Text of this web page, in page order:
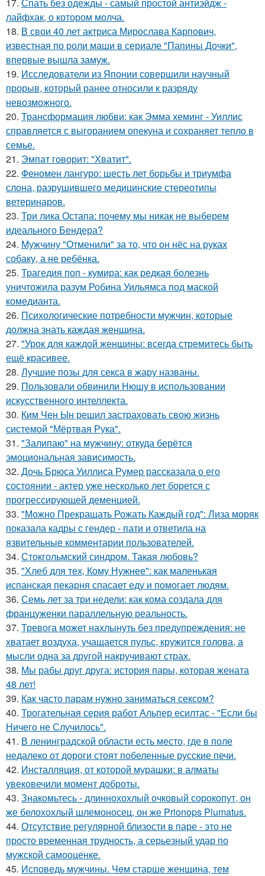
лайфхак, о котором молча.
18. В свои 40 лет актриса Мирослава Карпович,
известная по роли маши в сериале "Папины Дочки",
впервые вышла замуж.
19. Исследователи из Японии совершили научный
прорыв, который ранее относили к разряду
невозможного.
20. Трансформация любви: как Эмма хеминг - Уиллис
справляется с выгоранием опекуна и сохраняет тепло в
семье.
21. Эмпат говорит: "Хватит".
22. Феномен лангуро: шесть лет борьбы и триумфа
слона, разрушившего медицинские стереотипы
ветеринаров.
23. Три лика Остапа: почему мы никак не выберем
идеального Бендера?
24. Мужчину "Отменили" за то, что он нёс на руках
собаку, а не ребёнка.
25. Трагедия поп - кумира: как редкая болезнь
уничтожила разум Робина Уильямса под маской
комедианта.
26. Психологические потребности мужчин, которые
должна знать каждая женщина.
27. "Урок для каждой женщины: всегда стремитесь быть
ещё красивее.
28. Лучшие позы для секса в жару названы.
29. Пользовали обвинили Нюшу в использовании
искусственного интеллекта.
30. Ким Чен Ын решил застраховать свою жизнь
системой "Мёртвая Рука".
31. "Залипаю" на мужчину: откуда берётся
эмоциональная зависимость.
32. Дочь Брюса Уиллиса Румер рассказала о его
состоянии - актер уже несколько лет борется с
прогрессирующей деменцией.
33. "Можно Прекращать Рожать Каждый год": Лиза моряк
показала кадры с гендер - пати и ответила на
язвительные комментарии пользователей.
34. Стокгольмский синдром. Такая любовь?
35. "Хлеб для тех, Кому Нужнее": как маленькая
испанская пекарня спасает еду и помогает людям.
36. Семь лет за три недели: как кома создала для
француженки параллельную реальность.
37. Тревога может нахлынуть без предупреждения: не
хватает воздуха, учащается пульс, кружится голова, а
мысли одна за другой накручивают страх.
38. Мы рабы друг друга: история пары, которая жената
48 лет!
39. Как часто парам нужно заниматься сексом?
40. Трогательная серия работ Альпер есилтас - "Если бы
Ничего не Случилось".
41. В ленинградской области есть место, где в поле
недалеко от дороги стоят побеленные русские печи.
42. Инсталляция, от которой мурашки: в алматы
увековечили момент доброты.
43. Знакомьтесь - длиннохохлый очковый сорокопут, он
же белохохлый шлемоносец, он же Prionops Plumatus.
44. Отсутствие регулярной близости в паре - это не
просто временная трудность, а серьезный удар по
мужской самооценке.
45. Исповедь мужчины. Чeм старше женщина, тем